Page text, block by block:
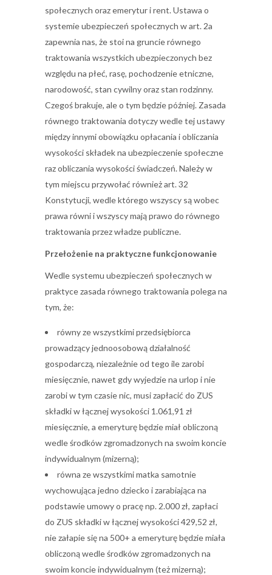
społecznych oraz emerytur i rent. Ustawa o
systemie ubezpieczeń społecznych w art. 2a
zapewnia nas, że stoi na gruncie równego
traktowania wszystkich ubezpieczonych bez
względu na płeć, rasę, pochodzenie etniczne,
narodowość, stan cywilny oraz stan rodzinny.
Czegoś brakuje, ale o tym będzie później. Zasada
równego traktowania dotyczy wedle tej ustawy
między innymi obowiązku opłacania i obliczania
wysokości składek na ubezpieczenie społeczne
raz obliczania wysokości świadczeń. Należy w
tym miejscu przywołać również art. 32
Konstytucji, wedle którego wszyscy są wobec
prawa równi i wszyscy mają prawo do równego
traktowania przez władze publiczne.
Przełożenie na praktyczne funkcjonowanie
Wedle systemu ubezpieczeń społecznych w
praktyce zasada równego traktowania polega na
tym, że:
równy ze wszystkimi przedsiębiorca
prowadzący jednoosobową działalność
gospodarczą, niezależnie od tego ile zarobi
miesięcznie, nawet gdy wyjedzie na urlop i nie
zarobi w tym czasie nic, musi zapłacić do ZUS
składki w łącznej wysokości 1.061,91 zł
miesięcznie, a emeryturę będzie miał obliczoną
wedle środków zgromadzonych na swoim koncie
indywidualnym (mizerną);
równa ze wszystkimi matka samotnie
wychowująca jedno dziecko i zarabiająca na
podstawie umowy o pracę np. 2.000 zł, zapłaci
do ZUS składki w łącznej wysokości 429,52 zł,
nie załapie się na 500+ a emeryturę będzie miała
obliczoną wedle środków zgromadzonych na
swoim koncie indywidualnym (też mizerną);